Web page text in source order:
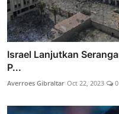
Israel Lanjutkan
P...
Averroes Gibraltar Oct 22, 2023 0